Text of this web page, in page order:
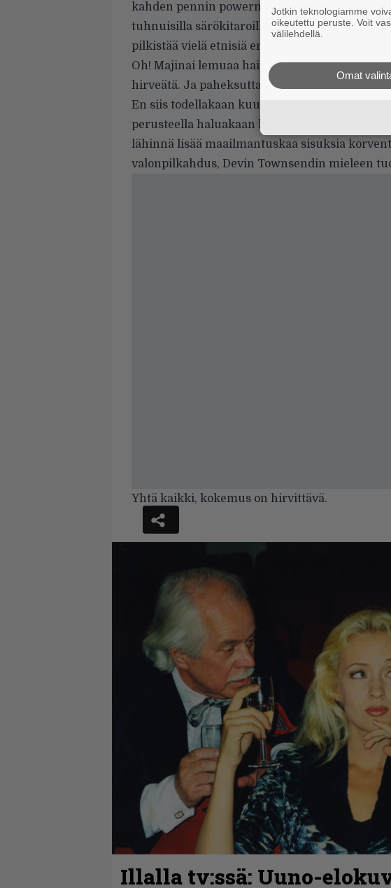
kahden pennin powermetal-djent-
tuhnuisilla särökitaroilla ja tuskallisen
pilkistää vielä etnisiä eritteitä: Shanti Shanti
Oh! Majinai lemuaa haitareineen
hirveätä. Ja paheksuttavaa kulttuurista
En siis todellakaan kuulu Babymetalin
perusteella haluakaan kuulua. Musiikin
lähinnä lisää maailmantuskaa sisuksia
valonpilkahdus, Devin Townsendin mieleen
Yhtä kaikki, kokemus on hirvittävä.
Illalla tv:ssä: Uuno-
Jotkin teknologiamme
oikeutettu peruste. Voit
välilehdellä.
Omat